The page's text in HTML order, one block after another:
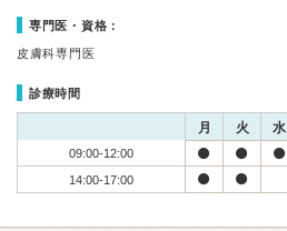
専門医・資格：
皮膚科専門医
診療時間
月 火 水
09:00-12:00
14:00-17:00